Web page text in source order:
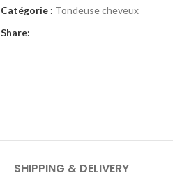
Catégorie : Tondeuse cheveux
Share:
SHIPPING & DELIVERY